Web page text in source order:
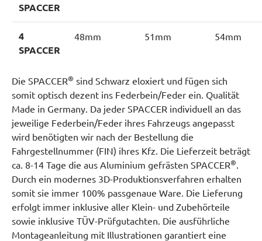
SPACCER
4
SPACCER
48mm 51mm 54mm
Die SPACCER® sind Schwarz eloxiert und fügen sich
somit optisch dezent ins Federbein/Feder ein. Qualität
Made in Germany. Da jeder SPACCER individuell an das
jeweilige Federbein/Feder ihres Fahrzeugs angepasst
wird benötigten wir nach der Bestellung die
Fahrgestellnummer (FIN) ihres Kfz. Die Lieferzeit beträgt
ca. 8-14 Tage die aus Aluminium gefrästen SPACCER®.
Durch ein modernes 3D-Produktionsverfahren erhalten
somit sie immer 100% passgenaue Ware. Die Lieferung
erfolgt immer inklusive aller Klein- und Zubehörteile
sowie inklusive TÜV-Prüfgutachten. Die ausführliche
Montageanleitung mit Illustrationen garantiert eine